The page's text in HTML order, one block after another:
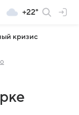
+22°
кризис